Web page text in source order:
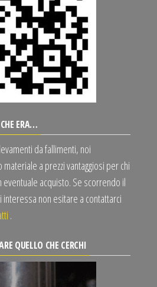
ERA…
da fallimenti, noi
a prezzi vantaggiosi per chi
acquisto. Se scorrendo il
interessa non esitare a contattarci
.
QUELLO CHE CERCHI